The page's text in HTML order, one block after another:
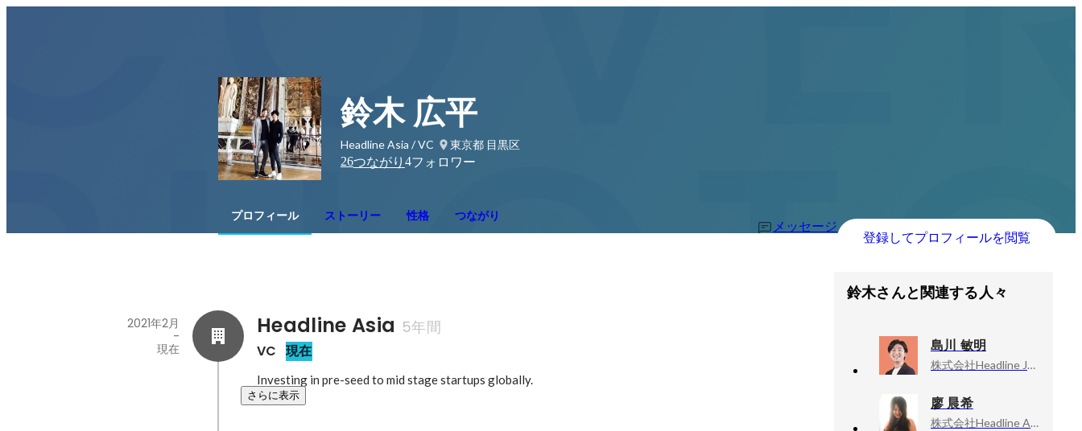
鈴木 広平
Headline Asia / VC
東京都 目黒区
26つながり 4フォロワー
プロフィール ストーリー 性格 つながり
メッセージ
登録してプロフィールを閲覧
Headline Asia 5年間
VC 現在
2021年2月
-
現在
Investing in pre-seed to mid stage startups globally.
さらに表示
鈴木さんと関連する人々
島川 敏明
株式会社Headline Japan, 代表取締役(IVS担当)
廖 晨希
株式会社Headline Asia, Chief of Staff/ Executive Assistant